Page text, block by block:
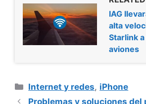
IAG
alta
Starlink
aviones
Categorías
Internet y redes, iPhone
Problemas y soluciones del